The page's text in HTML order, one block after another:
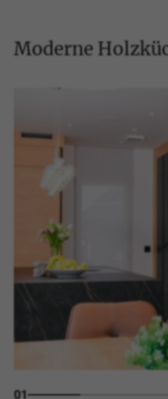
Moderne
01